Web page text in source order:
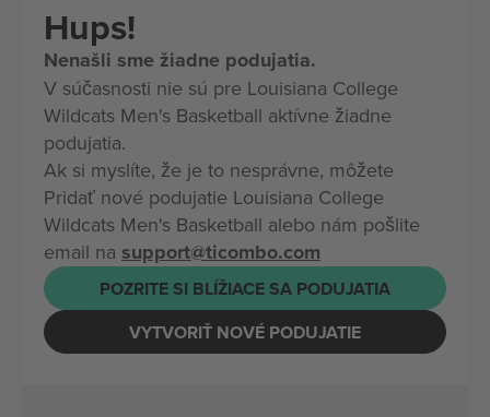
Hups!
Nenašli sme žiadne podujatia.
V súčasnosti nie sú pre Louisiana College
Wildcats Men's Basketball aktívne žiadne
podujatia.
Ak si myslíte, že je to nesprávne, môžete
Pridať nové podujatie Louisiana College
Wildcats Men's Basketball alebo nám pošlite
email na support@ticombo.com
POZRITE SI BLÍŽIACE SA PODUJATIA
VYTVORIŤ NOVÉ PODUJATIE